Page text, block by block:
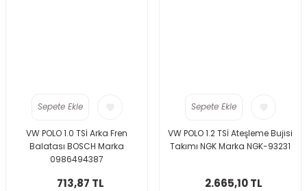
Sepete Ekle
VW POLO 1.0 TSİ Arka Fren
Balatası BOSCH Marka
0986494387
713,87 TL
Sepete Ekle
VW POLO 1.2 TSİ Ateşleme Bujisi
Takımı NGK Marka NGK-93231
2.665,10 TL